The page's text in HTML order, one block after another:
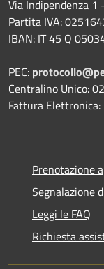
Via Indipendenza 1
Partita IVA:
IBAN: IT 45 Q
PEC:
Centralino Unico:
Fattura Elettronica:
Prenotazione
Segnalazione
Leggi le FAQ
Richiesta